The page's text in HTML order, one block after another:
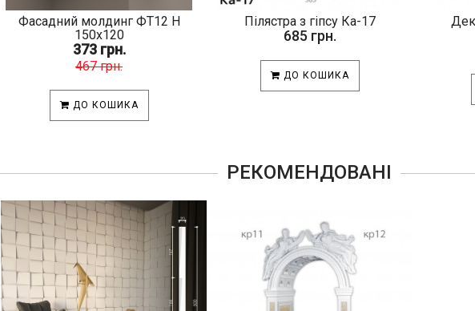
Фасадний молдинг ФТ12 Н
150х120
373 грн.
467 грн.
ДО КОШИКА
Пілястра з гіпсу Ка-17
685 грн.
ДО КОШИКА
РЕКОМЕНДОВАНІ